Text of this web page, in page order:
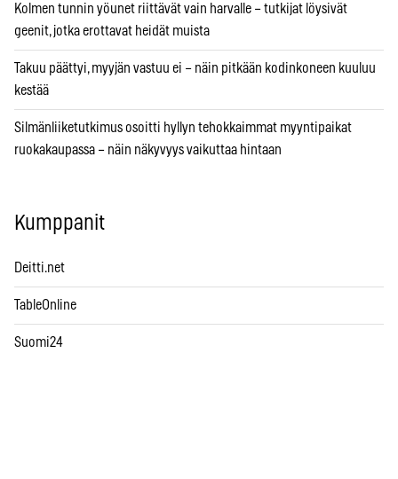
Kolmen tunnin yöunet riittävät vain harvalle – tutkijat löysivät
geenit, jotka erottavat heidät muista
Takuu päättyi, myyjän vastuu ei – näin pitkään kodinkoneen kuuluu
kestää
Silmänliiketutkimus osoitti hyllyn tehokkaimmat myyntipaikat
ruokakaupassa – näin näkyvyys vaikuttaa hintaan
Kumppanit
Deitti.net
TableOnline
Suomi24